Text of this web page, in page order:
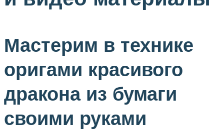
Мастерим в технике
оригами красивого
дракона из бумаги
своими руками